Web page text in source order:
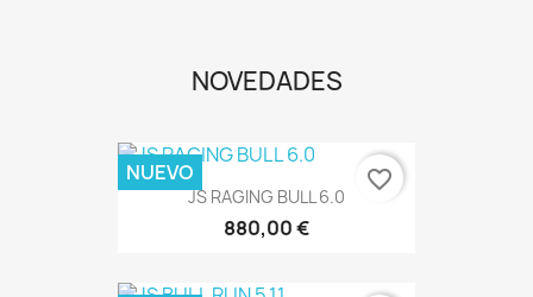
NOVEDADES
JS RAGING BULL 6.0
880,00 €
NUEVO favorite_border